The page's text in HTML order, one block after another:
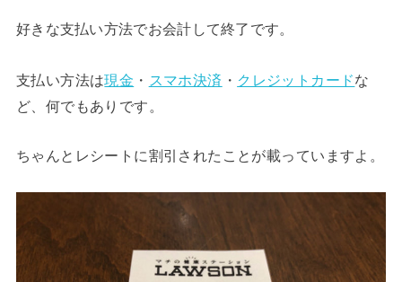
好きな支払い方法でお会計して終了です。
支払い方法は現金 ・ スマホ決済 ・ クレジットカードな
ど、何でもありです。
ちゃんとレシートに割引されたことが載っていますよ。